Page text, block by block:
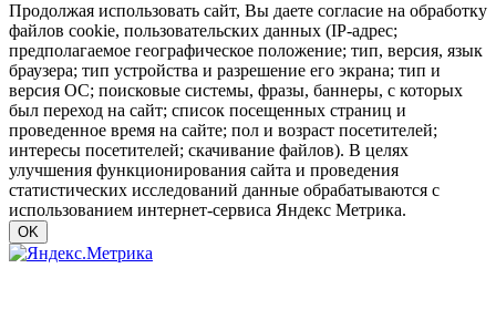
Продолжая использовать сайт, Вы даете согласие на обработку
файлов cookie, пользовательских данных (IP-адрес;
предполагаемое географическое положение; тип, версия, язык
браузера; тип устройства и разрешение его экрана; тип и
версия ОС; поисковые системы, фразы, баннеры, с которых
был переход на сайт; список посещенных страниц и
проведенное время на сайте; пол и возраст посетителей;
интересы посетителей; скачивание файлов). В целях
улучшения функционирования сайта и проведения
статистических исследований данные обрабатываются с
использованием интернет-сервиса Яндекс Метрика.
OK